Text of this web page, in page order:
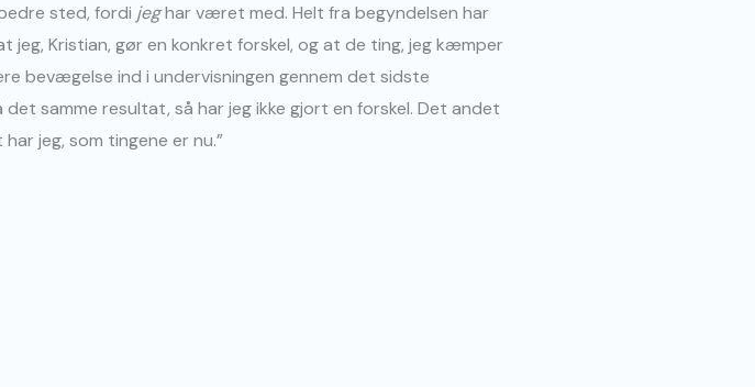
sted, fordi jeghar været med. Helt fra begyndelsen har
Kristian, gør en konkret forskel, og at de ting, jeg kæmper
bevægelse ind i undervisningen gennem det sidste
samme resultat, så har jeg ikke gjort en forskel. Det andet
jeg, som tingene er nu.”